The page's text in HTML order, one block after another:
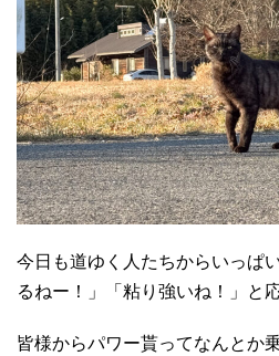
今日も道ゆく人たちからいっぱ
るねー！」「粘り強いね！」と
皆様からパワー貰ってなんとか